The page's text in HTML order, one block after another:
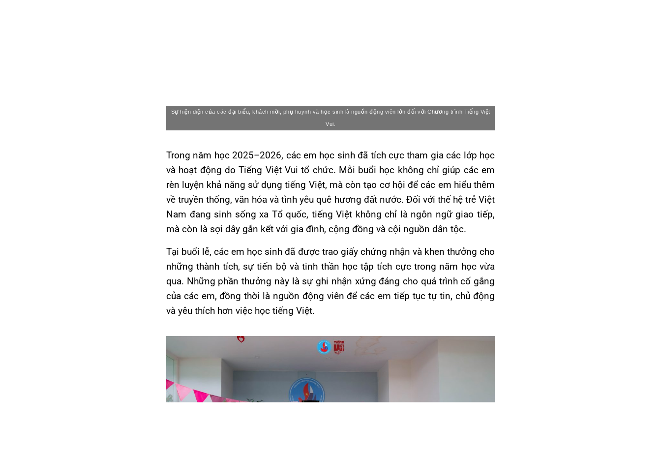
Sự hiện diện của các đại biểu, khách mời, phụ huynh và học sinh là nguồn động viên lớn đối với Chương trình Tiếng Việt
Vui.
Trong năm học 2025–2026, các em học sinh đã tích cực tham gia các lớp học
và hoạt động do Tiếng Việt Vui tổ chức. Mỗi buổi học không chỉ giúp các em
rèn luyện khả năng sử dụng tiếng Việt, mà còn tạo cơ hội để các em hiểu thêm
về truyền thống, văn hóa và tình yêu quê hương đất nước. Đối với thế hệ trẻ Việt
Nam đang sinh sống xa Tổ quốc, tiếng Việt không chỉ là ngôn ngữ giao tiếp,
mà còn là sợi dây gắn kết với gia đình, cộng đồng và cội nguồn dân tộc.
Tại buổi lễ, các em học sinh đã được trao giấy chứng nhận và khen thưởng cho
những thành tích, sự tiến bộ và tinh thần học tập tích cực trong năm học vừa
qua. Những phần thưởng này là sự ghi nhận xứng đáng cho quá trình cố gắng
của các em, đồng thời là nguồn động viên để các em tiếp tục tự tin, chủ động
và yêu thích hơn việc học tiếng Việt.